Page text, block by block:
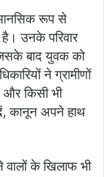
रूप से
उनके परिवार
बाद युवक को
ने ग्रामीणों
किसी भी
कानून अपने हाथ
के खिलाफ भी